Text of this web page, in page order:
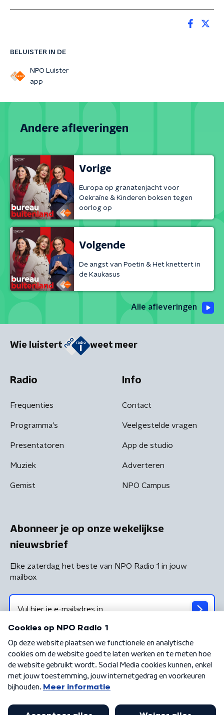
BELUISTER IN DE
NPO Luister
app
Andere afleveringen
Vorige
Europa op granatenjacht voor
Oekraïne & Kinderen boksen tegen
oorlog op
Volgende
De angst van Poetin & Het knettert in
de Kaukasus
Alle afleveringen
Wie luistert weet meer
Radio
Frequenties
Programma's
Presentatoren
Muziek
Gemist
Info
Contact
Veelgestelde vragen
App de studio
Adverteren
NPO Campus
Abonneer je op onze wekelijkse
nieuwsbrief
Elke zaterdag het beste van NPO Radio 1 in jouw
mailbox
Algemene voorwaarden